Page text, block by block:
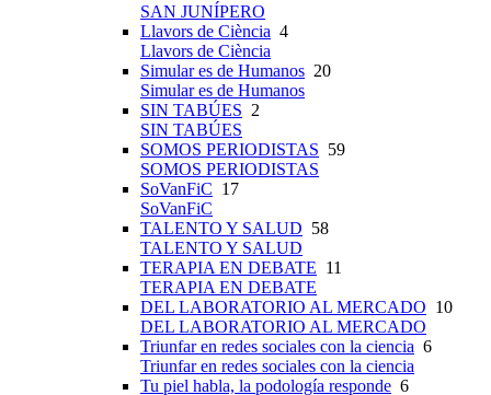
SAN JUNÍPERO
Llavors de Ciència 4
Llavors de Ciència
Simular es de Humanos 20
Simular es de Humanos
SIN TABÚES 2
SIN TABÚES
SOMOS PERIODISTAS 59
SOMOS PERIODISTAS
SoVanFiC 17
SoVanFiC
TALENTO Y SALUD 58
TALENTO Y SALUD
TERAPIA EN DEBATE 11
TERAPIA EN DEBATE
DEL LABORATORIO AL MERCADO 10
DEL LABORATORIO AL MERCADO
Triunfar en redes sociales con la ciencia 6
Triunfar en redes sociales con la ciencia
Tu piel habla, la podología responde 6